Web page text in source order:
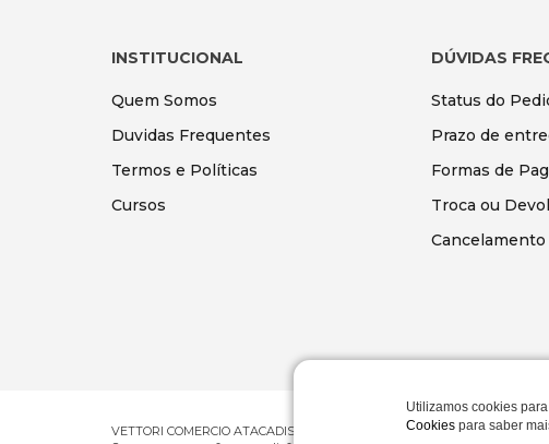
INSTITUCIONAL
Quem Somos
Duvidas Frequentes
Termos e Políticas
Cursos
DÚVIDAS
Status do
Prazo de
Formas de
Troca ou
VETTORI COMERCIO ATACADISTA E VAREJISTA DE PRODUTOS DE
Utilizamos cookies
Cookiespara saber